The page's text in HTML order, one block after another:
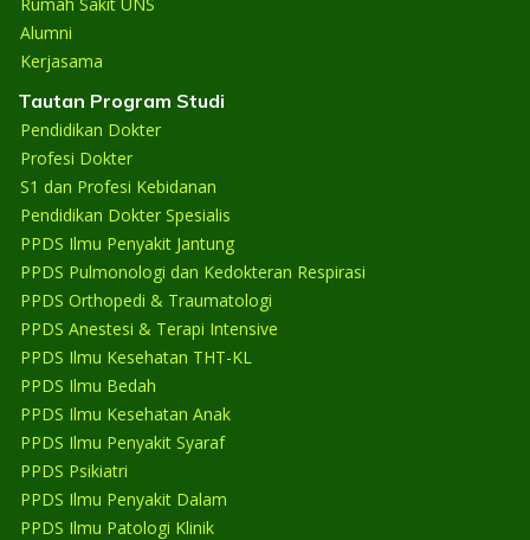
Alumni
Kerjasama
Tautan Program Studi
Pendidikan Dokter
Profesi Dokter
S1 dan Profesi Kebidanan
Pendidikan Dokter Spesialis
PPDS Ilmu Penyakit Jantung
PPDS Pulmonologi dan Kedokteran Respirasi
PPDS Orthopedi & Traumatologi
PPDS Anestesi & Terapi Intensive
PPDS Ilmu Kesehatan THT-KL
PPDS Ilmu Bedah
PPDS Ilmu Kesehatan Anak
PPDS Ilmu Penyakit Syaraf
PPDS Psikiatri
PPDS Ilmu Penyakit Dalam
PPDS Ilmu Patologi Klinik